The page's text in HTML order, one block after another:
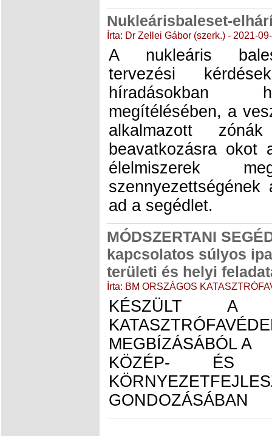
Nukleárisbaleset-
Írta: Dr Zellei Gábor (szerk.) - 2021-
A nukleáris
tervezési
híradásokban
megítélésében, a
alkalmazott
beavatkozásra okot
élelmiszerek
ad a segédlet.
MÓDSZERTANI
kapcsolatos súlyos
területi és helyi
Írta: BM ORSZÁGOS
KÉSZÜLT A
MEGBÍZÁSÁBÓL A
KÖZÉP- ÉS
GONDOZÁSÁBAN